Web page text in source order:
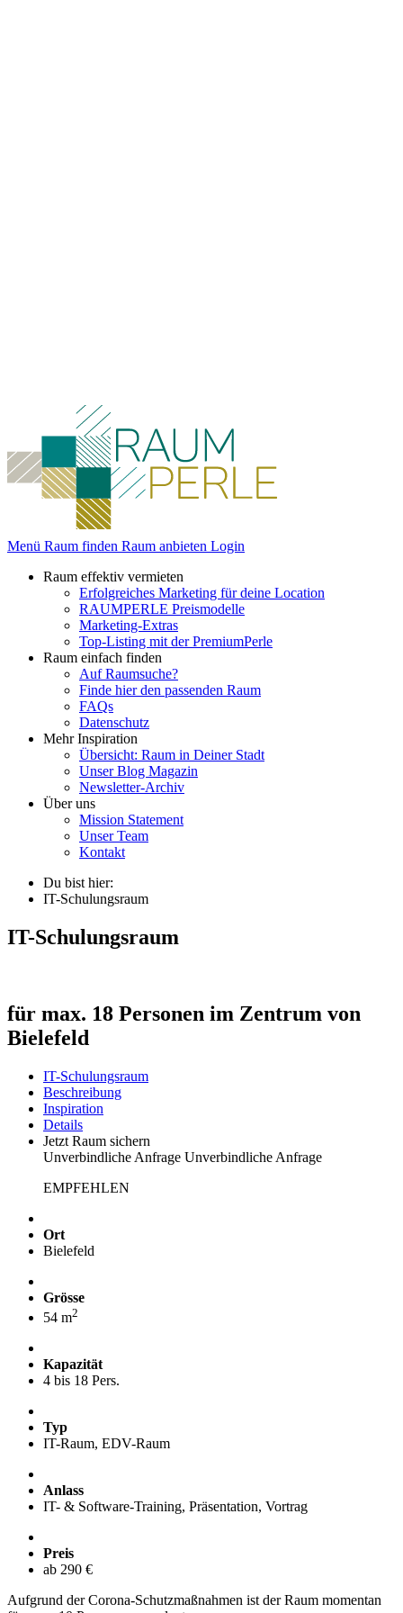
Menü Raum finden Raum anbieten Login
Raum effektiv vermieten
Erfolgreiches Marketing für deine Location
RAUMPERLE Preismodelle
Marketing-Extras
Top-Listing mit der PremiumPerle
Raum einfach finden
Auf Raumsuche?
Finde hier den passenden Raum
FAQs
Datenschutz
Mehr Inspiration
Übersicht: Raum in Deiner Stadt
Unser Blog Magazin
Newsletter-Archiv
Über uns
Mission Statement
Unser Team
Kontakt
Du bist hier:
IT-Schulungsraum
IT-Schulungsraum
für max. 18 Personen im Zentrum von
Bielefeld
IT-Schulungsraum
Beschreibung
Inspiration
Details
Jetzt Raum sichern
Unverbindliche Anfrage Unverbindliche Anfrage
EMPFEHLEN
Ort
Bielefeld
Grösse
54 m2
Kapazität
4 bis 18 Pers.
Typ
IT-Raum, EDV-Raum
Anlass
IT- & Software-Training, Präsentation, Vortrag
Preis
ab 290 €
Aufgrund der Corona-Schutzmaßnahmen ist der Raum momentan